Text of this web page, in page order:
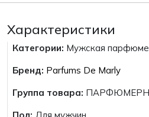
Характеристики
Категории: Мужская
Бренд: Parfums De Marly
Группа товара: